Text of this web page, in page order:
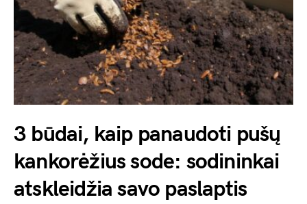
3 būdai, kaip panaudoti pušų
kankorėžius sode: sodininkai
atskleidžia savo paslaptis